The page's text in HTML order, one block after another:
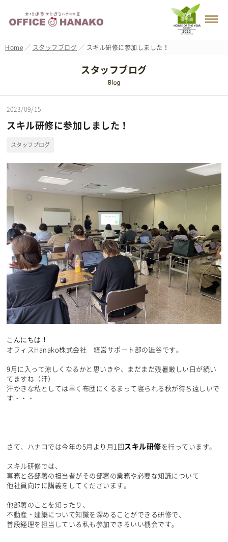
Home スタッフブログ スキル研修に参加しました！
スタッフブログ
Blog
2023/09/15
スキル研修に参加しました！
スタッフブログ
こんにちは！
オフィスHanako株式会社 経営サポート部の澁谷です。
9月に入って涼しくなるかと思いきや、まだまだ残暑厳しい日が続い
てますね（汗）
汗かきな私としては早く布団にくるまって寝られる秋が待ち遠しいで
す・・・
さて、ハナコでは今年の5月より月1回スキル研修を行っています。
スキル研修では、
専務と各部署の担当者がその部署の業務や必要な知識について
他社員向けに講義をしてくださいます。
他部署のことを知ったり、
不動産・建築について知識を深めることができる研修で、
普段経理を担当している私も参加できるいい機会です。